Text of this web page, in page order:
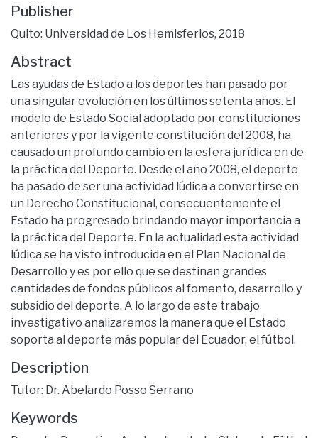
Publisher
Quito: Universidad de Los Hemisferios, 2018
Abstract
Las ayudas de Estado a los deportes han pasado por
una singular evolución en los últimos setenta años. El
modelo de Estado Social adoptado por constituciones
anteriores y por la vigente constitución del 2008, ha
causado un profundo cambio en la esfera jurídica en de
la práctica del Deporte. Desde el año 2008, el deporte
ha pasado de ser una actividad lúdica a convertirse en
un Derecho Constitucional, consecuentemente el
Estado ha progresado brindando mayor importancia a
la práctica del Deporte. En la actualidad esta actividad
lúdica se ha visto introducida en el Plan Nacional de
Desarrollo y es por ello que se destinan grandes
cantidades de fondos públicos al fomento, desarrollo y
subsidio del deporte. A lo largo de este trabajo
investigativo analizaremos la manera que el Estado
soporta al deporte más popular del Ecuador, el fútbol.
Description
Tutor: Dr. Abelardo Posso Serrano
Keywords